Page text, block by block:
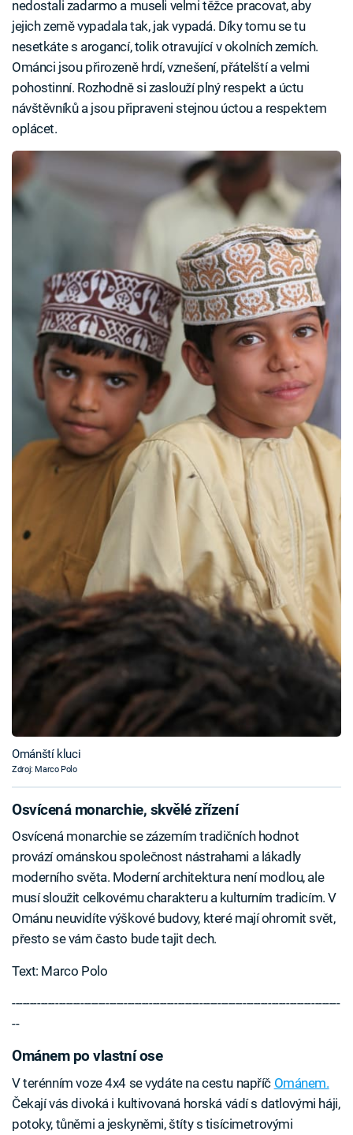
nedostali zadarmo a museli velmi těžce pracovat, aby
jejich země vypadala tak, jak vypadá. Díky tomu se tu
nesetkáte s arogancí, tolik otravující v okolních zemích.
Ománci jsou přirozeně hrdí, vznešení, přátelští a velmi
pohostinní. Rozhodně si zaslouží plný respekt a úctu
návštěvníků a jsou připraveni stejnou úctou a respektem
oplácet.
Ománští kluci
Zdroj: Marco Polo
Osvícená monarchie, skvělé zřízení
Osvícená monarchie se zázemím tradičních hodnot
provází ománskou společnost nástrahami a lákadly
moderního světa. Moderní architektura není modlou, ale
musí sloužit celkovému charakteru a kulturním tradicím. V
Ománu neuvidíte výškové budovy, které mají ohromit svět,
přesto se vám často bude tajit dech.
Text: Marco Polo
-------------------------------------------------------------------------------------------
--
Ománem po vlastní ose
V terénním voze 4x4 se vydáte na cestu napříč Ománem.
Čekají vás divoká i kultivovaná horská vádí s datlovými háji,
potoky, tůněmi a jeskyněmi, štíty s tisícimetrovými